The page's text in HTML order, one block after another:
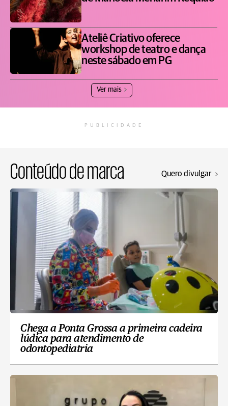
Ateliê Criativo oferece
workshop de teatro e dança
neste sábado em PG
Ver mais
PUBLICIDADE
Conteúdo de marca Quero divulgar
Chega a Ponta Grossa a primeira cadeira
lúdica para atendimento de
odontopediatria